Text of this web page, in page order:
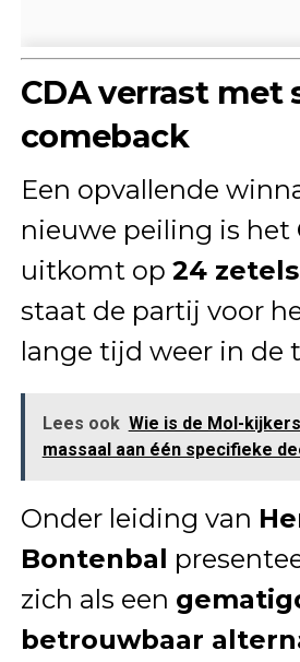
CDA verrast met
comeback
Een opvallende
nieuwe peiling is het
uitkomt op 24 zetels
staat de partij voor
lange tijd weer in de
Lees ook Wie is de Mol-
massaal aan één specifieke
Onder leiding van
Bontenbal
zich als een
betrouwbaar